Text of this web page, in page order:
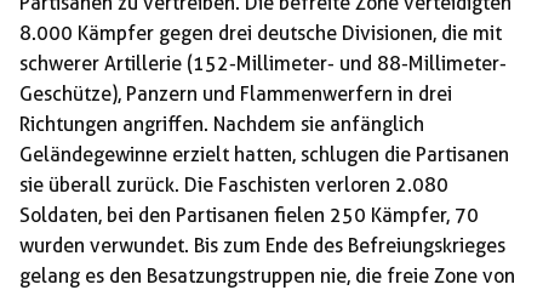
8.000 Kämpfer gegen drei deutsche Divisionen, die mit
schwerer Artillerie (152-Millimeter- und 88-Millimeter-
Geschütze), Panzern und Flammenwerfern in drei
Richtungen angriffen. Nachdem sie anfänglich
Geländegewinne erzielt hatten, schlugen die Partisanen
sie überall zurück. Die Faschisten verloren 2.080
Soldaten, bei den Partisanen fielen 250 Kämpfer, 70
wurden verwundet. Bis zum Ende des Befreiungskrieges
gelang es den Besatzungstruppen nie, die freie Zone von